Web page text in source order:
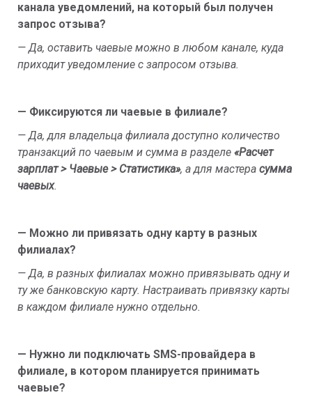
канала уведомлений, на который был получен
запрос отзыва?
— Да, оставить чаевые можно в любом канале, куда
приходит уведомление с запросом отзыва.
— Фиксируются ли чаевые в филиале?
— Да, для владельца филиала доступно количество
транзакций по чаевым и сумма в разделе «Расчет
зарплат > Чаевые > Статистика», а для мастера сумма
чаевых.
— Можно ли привязать одну карту в разных
филиалах?
— Да, в разных филиалах можно привязывать одну и
ту же банковскую карту. Настраивать привязку карты
в каждом филиале нужно отдельно.
— Нужно ли подключать SMS-провайдера в
филиале, в котором планируется принимать
чаевые?